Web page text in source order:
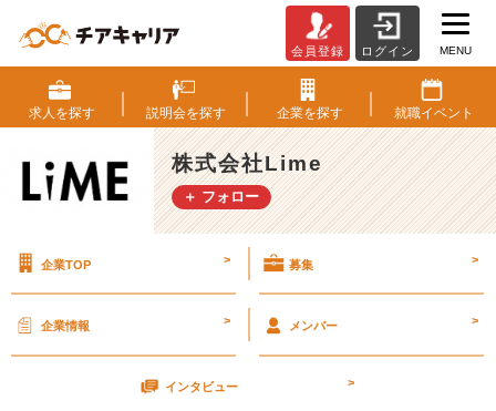
分
に
足
り
な
い
改
【株
式
会員登録 ログイン MENU
求人を探す 説明会を探す 企業を探す 就職イベント
株式会社Lime
＋ フォロー
企業TOP > 募集 >
企業情報 > メンバー >
インタビュー >